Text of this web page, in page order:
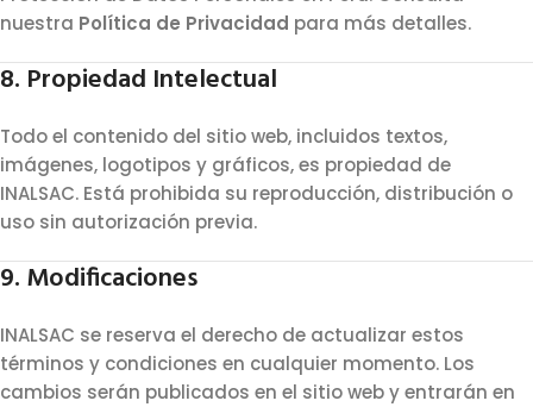
nuestra Política de Privacidad para más detalles.
8. Propiedad Intelectual
Todo el contenido del sitio web, incluidos textos,
imágenes, logotipos y gráficos, es propiedad de
INALSAC. Está prohibida su reproducción, distribución o
uso sin autorización previa.
9. Modificaciones
INALSAC se reserva el derecho de actualizar estos
términos y condiciones en cualquier momento. Los
cambios serán publicados en el sitio web y entrarán en